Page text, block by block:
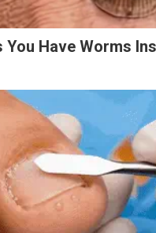
You Have Worms